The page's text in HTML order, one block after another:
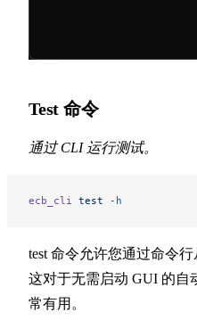
Test 命令
通过 CLI 运行测试。
ecb_cli test -h
test 命令允许您通过命令
这对于无需启动 GUI 的自
常有用。